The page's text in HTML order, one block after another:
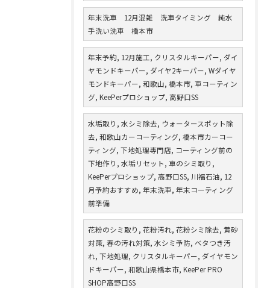
年末洗車 12月混雑 洗車タイミング 純水
手洗い洗車 橋本市
年末予約, 12月施工, クリスタルキーパー, ダイ
ヤモンドキーパー, ダイヤ2キーパー, Wダイヤ
モンドキーパー, 和歌山, 橋本市, 車コーティン
グ, KeePerプロショップ, 高野口SS
水垢取り, 水シミ除去, ウォータースポット除
去, 和歌山カーコーティング, 橋本市カーコー
ティング, 下地処理専門店, コーティング前の
下地作り, 水垢リセット, 車のシミ取り,
KeePerプロショップ, 高野口SS, 川福石油, 12
月予約おすすめ, 年末洗車, 年末コーティング
前準備
花粉のシミ取り, 花粉汚れ, 花粉シミ除去, 黄砂
対策, 春の汚れ対策, 水シミ予防, ベタつき汚
れ, 下地処理, クリスタルキーパー, ダイヤモン
ドキーパー, 和歌山県橋本市, KeePer PRO
SHOP高野口SS